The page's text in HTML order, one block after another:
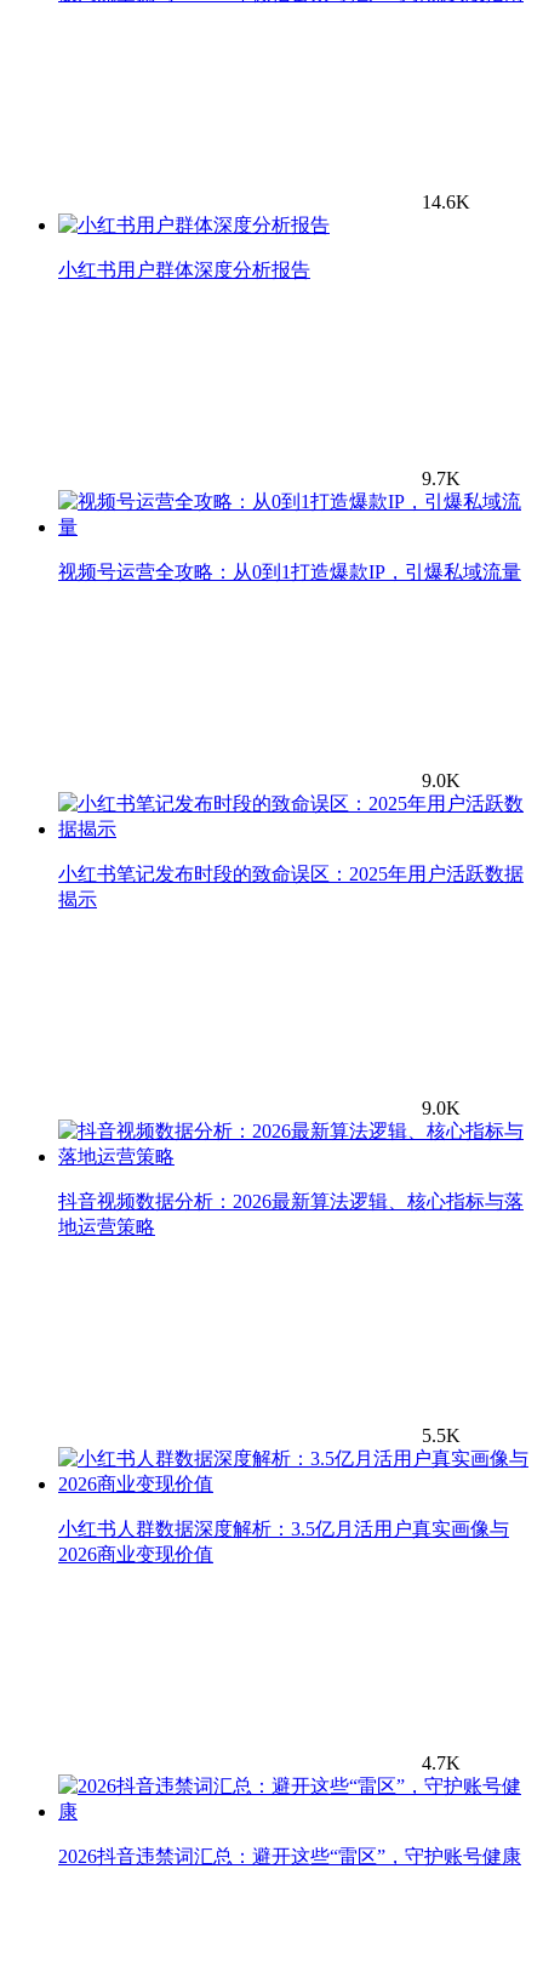
14.6K
小红书用户群体深度分析报告
9.7K
视频号运营全攻略：从0到1打造爆款IP，引爆私域流量
9.0K
小红书笔记发布时段的致命误区：2025年用户活跃数据
揭示
9.0K
抖音视频数据分析：2026最新算法逻辑、核心指标与落
地运营策略
5.5K
小红书人群数据深度解析：3.5亿月活用户真实画像与
2026商业变现价值
4.7K
2026抖音违禁词汇总：避开这些“雷区”，守护账号健康